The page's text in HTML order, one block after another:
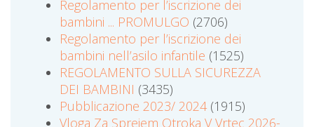
Regolamento per l’iscrizione dei
bambini ... PROMULGO (2706)
Regolamento per l’iscrizione dei
bambini nell’asilo infantile (1525)
REGOLAMENTO SULLA SICUREZZA
DEI BAMBINI (3435)
Pubblicazione 2023/ 2024(1915)
Vloga Za Sprejem Otroka V Vrtec 2026-